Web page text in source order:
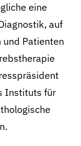
eine
auf
und Patienten
Instituts für